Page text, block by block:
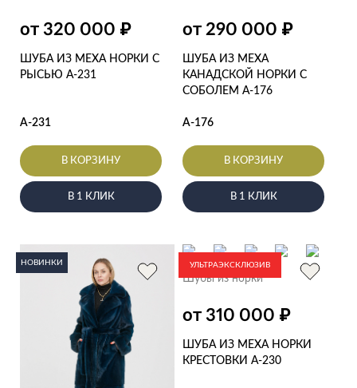
от 320 000 ₽
ШУБА ИЗ МЕХА НОРКИ С
РЫСЬЮ А-231
А-231
В КОРЗИНУ
В 1 КЛИК
от 290 000 ₽
ШУБА ИЗ МЕХА
КАНАДСКОЙ НОРКИ С
СОБОЛЕМ А-176
А-176
В КОРЗИНУ
В 1 КЛИК
НОВИНКИ УЛЬТРАЭКСКЛЮЗИВ
Шубы из норки
от 310 000 ₽
ШУБА ИЗ МЕХА НОРКИ
КРЕСТОВКИ А-230